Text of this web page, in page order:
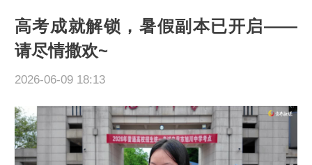
高考成就解锁，暑假副本已开启——
请尽情撒欢~
2026-06-09 18:13